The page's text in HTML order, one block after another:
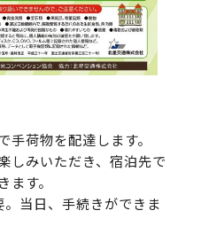
荷物を配達します。
しみいただき、宿泊先で
す。
。当日、手続きができま